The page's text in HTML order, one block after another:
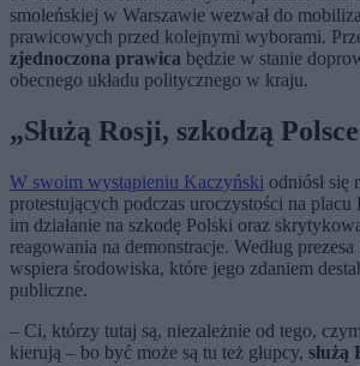
smoleńskiej w Warszawie wezwał do
prawicowych przed kolejnymi wyborami.
zjednoczona prawica będzie w stanie
obecnego układu politycznego w kraju.
„Służą Rosji, szkodzą
W swoim wystąpieniu Kaczyński odniósł się
protestujących podczas uroczystości na placu
im działanie na szkodę Polski oraz
reagowania na demonstracje. Według
wspiera środowiska, które jego zdaniem
publiczne.
– Ci, którzy tutaj są, niezależnie od tego,
kierują – bo być może są tu też głupcy, służą